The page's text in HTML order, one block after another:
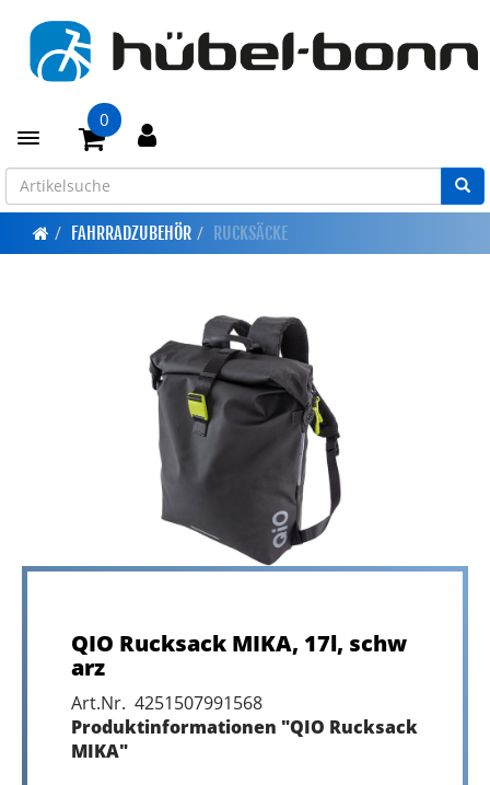
Toggle navigation
0
FAHRRADZUBEHÖR RUCKSÄCKE
QIO Rucksack MIKA, 17l, schw
arz
Art.Nr. 4251507991568
Produktinformationen "QIO Rucksack
MIKA"